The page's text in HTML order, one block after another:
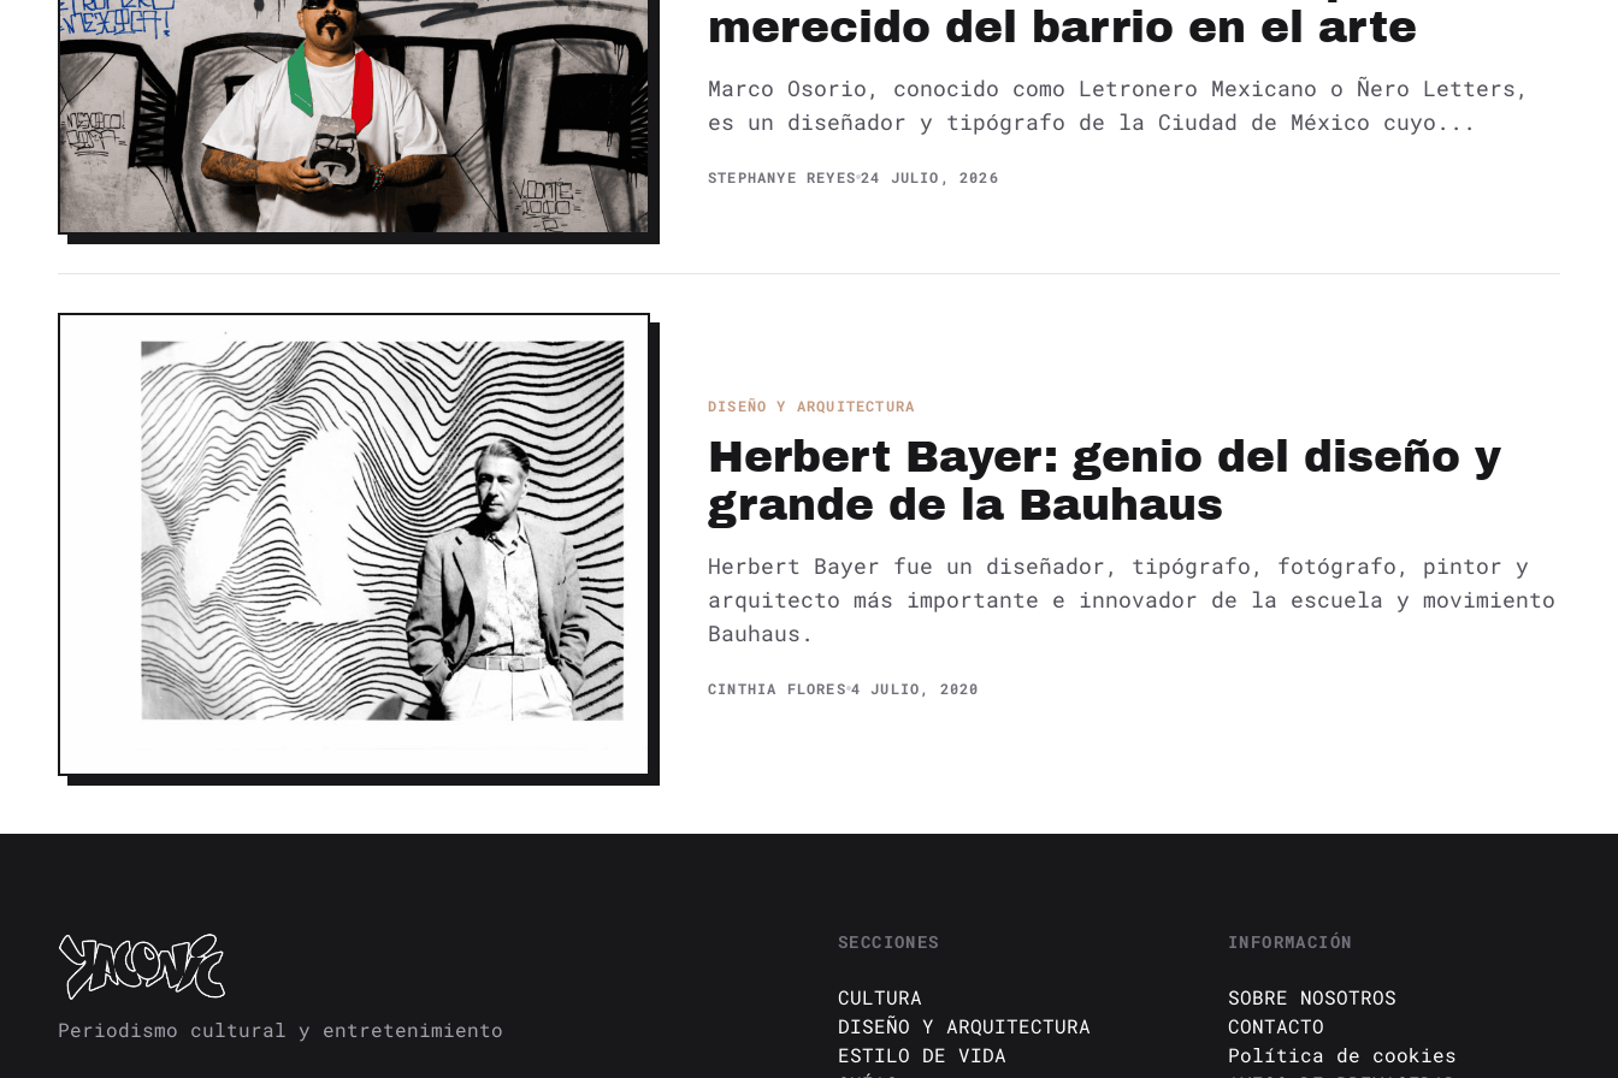
merecido del barrio en el arte
Marco Osorio, conocido como Letronero Mexicano o Ñero Letters,
es un diseñador y tipógrafo de la Ciudad de México cuyo...
STEPHANYE REYES 24 JULIO, 2026
DISEÑO Y ARQUITECTURA
Herbert Bayer: genio del diseño y
grande de la Bauhaus
Herbert Bayer fue un diseñador, tipógrafo, fotógrafo, pintor y
arquitecto más importante e innovador de la escuela y movimiento
Bauhaus.
CINTHIA FLORES 4 JULIO, 2020
Periodismo cultural y entretenimiento
SECCIONES
CULTURA
DISEÑO Y ARQUITECTURA
ESTILO DE VIDA
INFORMACIÓN
SOBRE NOSOTROS
CONTACTO
Política de cookies